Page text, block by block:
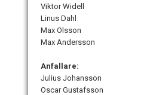
Viktor Widell
Linus Dahl
Max Olsson
Max Andersson
Anfallare:
Julius Johansson
Oscar Gustafsson